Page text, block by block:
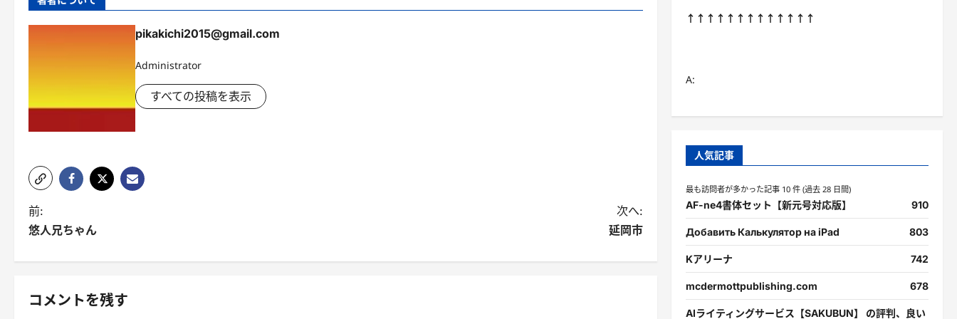
pikakichi2015@gmail.com
Administrator
すべての投稿を表示
投
稿
ナ
ビ
前:
悠人兄ちゃん
次へ:
延岡市
コメントを残す
↑↑↑↑↑↑↑↑↑↑↑↑↑
A:
人気記事
最も訪問者が多かった記事 10 件 (過去 28 日間)
AF-ne4書体セット【新元号対応版】 910
Добавить Калькулятор на iPad 803
Kアリーナ 742
mcdermottpublishing.com 678
AIライティングサービス【SAKUBUN】 の評判、良い